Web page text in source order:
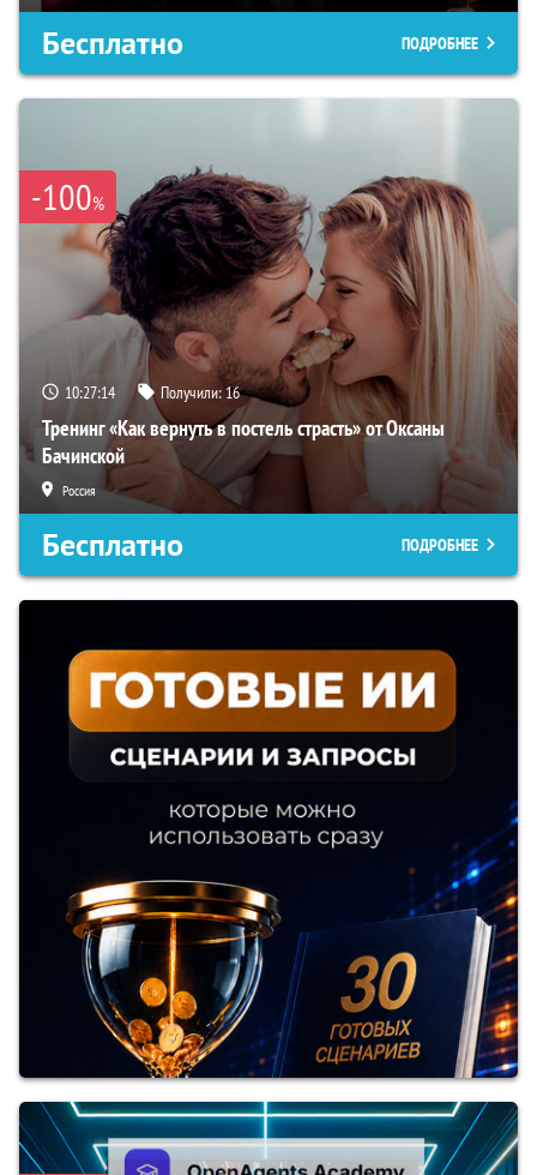
Бесплатно ПОДРОБНЕЕ
-100%
10:27:13 Получили:16
Тренинг «Как вернуть в постель страсть» от Оксаны
Бачинской
Россия
Бесплатно ПОДРОБНЕЕ